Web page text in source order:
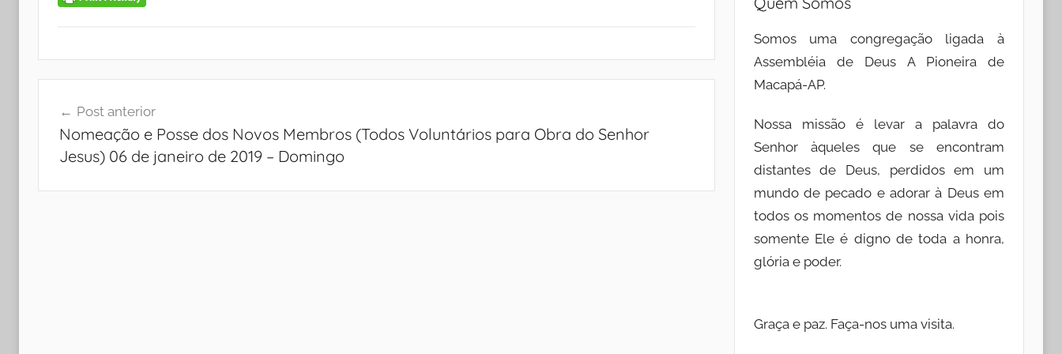
de
Post
Post anterior
Nomeação e Posse dos Novos Membros (Todos Voluntários para Obra do Senhor
Jesus) 06 de janeiro de 2019 – Domingo
Somos uma congregação ligada à
Assembléia de Deus A Pioneira de
Macapá-AP.
Nossa missão é levar a palavra do
Senhor àqueles que se encontram
distantes de Deus, perdidos em um
mundo de pecado e adorar à Deus em
todos os momentos de nossa vida pois
somente Ele é digno de toda a honra,
glória e poder.
Graça e paz. Faça-nos uma visita.